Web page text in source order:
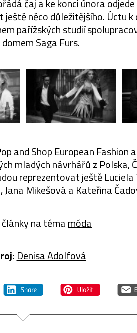
čaj a ke konci února
něco důležitějšího. Úctu k
pařížských studií
Saga Furs.
and Shop European Fashion
mladých návrhářů z Polska,
reprezentovat ještě Luciela
Mikešová a Kateřina
na témamóda
Denisa Adolfová